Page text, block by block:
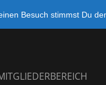
Besuch stimmst Du